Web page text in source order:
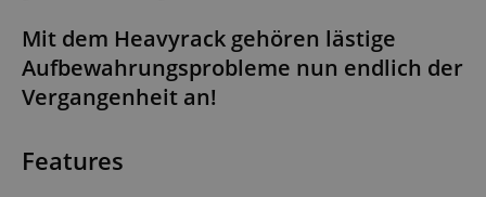
Mit dem Heavyrack gehören lästige
Aufbewahrungsprobleme nun endlich der
Vergangenheit an!
Features